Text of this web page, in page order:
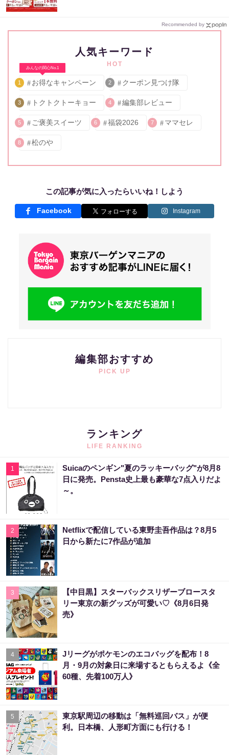
Recommended by
人気キーワード
HOT
みんなの関心No.1
1 お得なキャンペーン 2 クーポン見つけ隊
3 トクトクトーキョー 4 編集部レビュー
5 ご褒美スイーツ 6 福袋2026 7 ママセレ
8 松のや
この記事が気に入ったらいいね！しよう
Facebook Instagram
編集部おすすめ
PICK UP
ランキング
LIFE RANKING
1
Suicaのペンギン"夏のラッキーバッグ"が8月8
日に発売。Pensta史上最も豪華な7点入りだよ
～。
2
Netflixで配信している東野圭吾作品は？8月5
日から新たに7作品が追加
3
【中目黒】スターバックスリザーブロースタ
リー東京の新グッズが可愛い♡《8月6日発
売》
4
Jリーグがポケモンのエコバッグを配布！8
月・9月の対象日に来場するともらえるよ《全
60種、先着100万人》
5
東京駅周辺の移動は「無料巡回バス」が便
利。日本橋、人形町方面にも行ける！